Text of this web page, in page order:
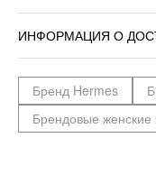
ИНФОРМАЦИЯ О
Бренд Hermes
Брендовые